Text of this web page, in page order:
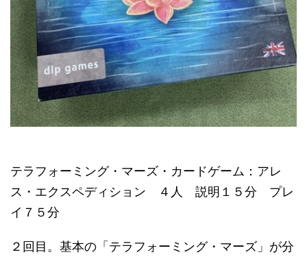
テラフォーミング・マーズ・カードゲーム：アレ
ス・エクスペディション ４人 説明１５分 プレ
イ７５分
２回目。基本の「テラフォーミング・マーズ」が分